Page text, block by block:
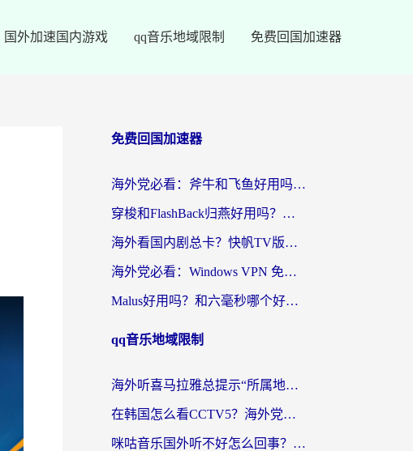
国外加速国内游戏 qq音乐地域限制 免费回国加速器
免费回国加速器
海外党必看：斧牛和飞鱼好用吗？3步选对回国加速器，无缝刷剧玩国服
穿梭和FlashBack归燕好用吗？海外党亲测3款热门回国加速器，教你选对不踩坑
海外看国内剧总卡？快帆TV版VPN好用吗？和快滚VPN对比哪个回国效果更好？
海外党必看：Windows VPN 免费？别踩坑！教你选对好用的国内加速器无缝回国
Malus好用吗？和六毫秒哪个好？海外党选回国加速器的避坑指南
qq音乐地域限制
海外听喜马拉雅总提示“所属地区暂时无版权”？这个限制解除方法亲测有效！
在韩国怎么看CCTV5？海外党体育赛事+中文解说观看终极指南
咪咕音乐国外听不好怎么回事？海外党听歌自由的终极解决方案来了